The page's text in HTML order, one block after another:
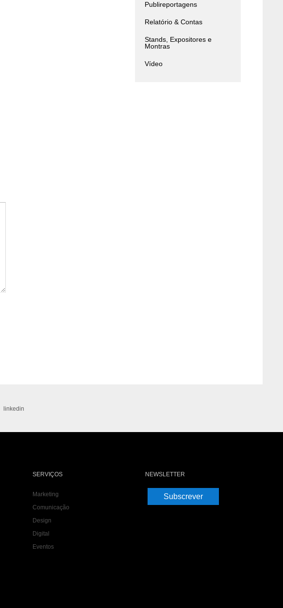
Publireportagens
Relatório & Contas
Stands, Expositores e
Montras
Vídeo
linkedin
SERVIÇOS
Marketing
Comunicação
Design
Digital
Eventos
NEWSLETTER
Subscrever